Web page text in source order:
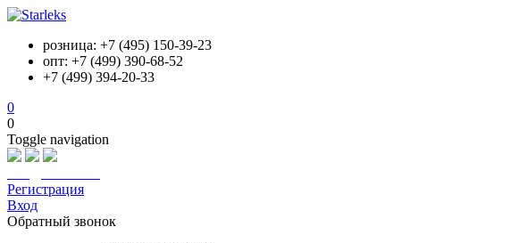
розница: +7 (495) 150-39-23
опт: +7 (499) 390-68-52
+7 (499) 394-20-33
0
0
Toggle navigation
Регистрация
Вход
Обратный звонок